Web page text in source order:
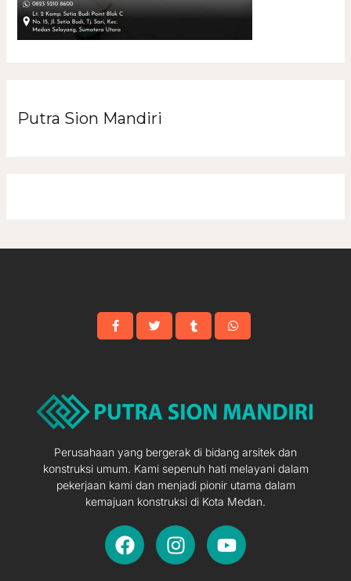
Putra Sion Mandiri
Perusahaan yang bergerak di bidang arsitek dan
konstruksi umum. Kami sepenuh hati melayani dalam
pekerjaan kami dan menjadi pionir utama dalam
kemajuan konstruksi di Kota Medan.
F
a
I
n
Y
o